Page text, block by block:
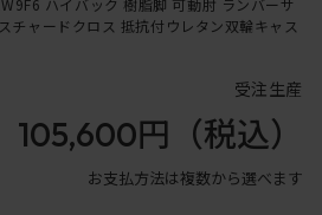
ハイバック 樹脂脚 可動肘 ランバーサ
チャードクロス 抵抗付ウレタン双輪キャス
受注生産
105,600円 （税込）
お支払方法は複数から選べます